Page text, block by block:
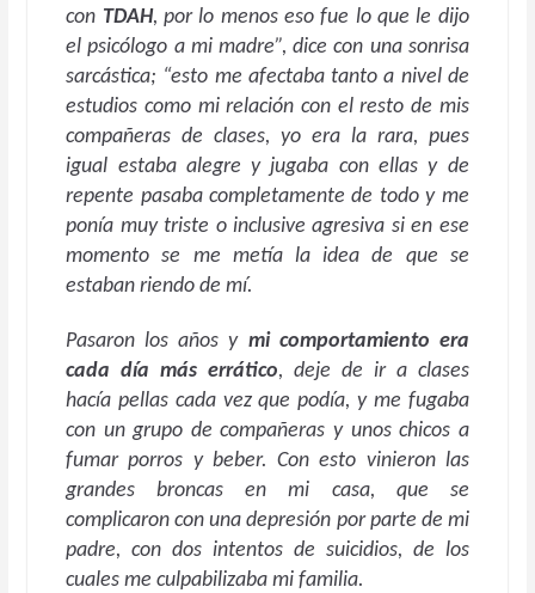
con TDAH, por lo menos eso fue lo que le dijo
el psicólogo a mi madre”, dice con una sonrisa
sarcástica; “esto me afectaba tanto a nivel de
estudios como mi relación con el resto de mis
compañeras de clases, yo era la rara, pues
igual estaba alegre y jugaba con ellas y de
repente pasaba completamente de todo y me
ponía muy triste o inclusive agresiva si en ese
momento se me metía la idea de que se
estaban riendo de mí.
Pasaron los años y mi comportamiento era
cada día más errático, deje de ir a clases
hacía pellas cada vez que podía, y me fugaba
con un grupo de compañeras y unos chicos a
fumar porros y beber. Con esto vinieron las
grandes broncas en mi casa, que se
complicaron con una depresión por parte de mi
padre, con dos intentos de suicidios, de los
cuales me culpabilizaba mi familia.